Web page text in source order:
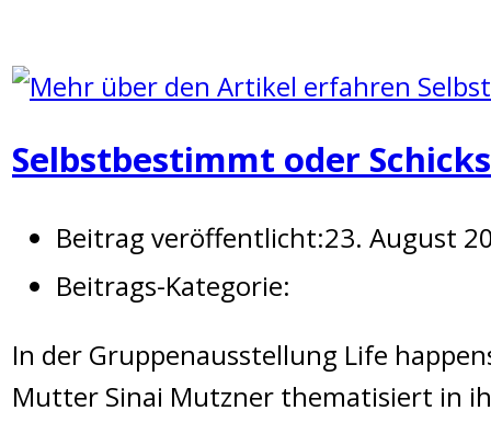
Selbstbestimmt oder
Beitrag veröffentlicht:23. August
Beitrags-Kategorie:
In der Gruppenausstellung Life
Mutter Sinai Mutzner thematisiert in